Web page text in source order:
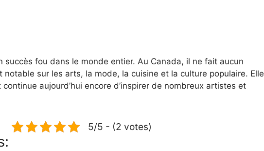
succès fou dans le monde entier. Au Canada, il ne fait aucun
notable sur les arts, la mode, la cuisine et la culture populaire. Elle
aujourd’hui encore d’inspirer de nombreux artistes et
5/5 - (2 votes)